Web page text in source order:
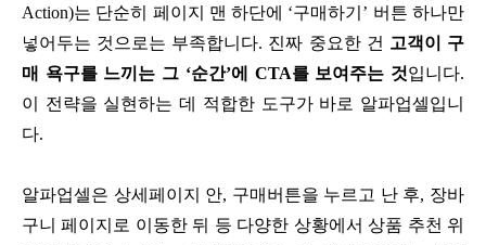
Action)는 단순히 페이지 맨 하단에 ‘구매하기’ 버튼 하나만
넣어두는 것으로는 부족합니다. 진짜 중요한 건 고객이 구
매 욕구를 느끼는 그 ‘순간’에 CTA를 보여주는 것입니다.
이 전략을 실현하는 데 적합한 도구가 바로 알파업셀입니
다.
알파업셀은 상세페이지 안, 구매버튼을 누르고 난 후, 장바
구니 페이지로 이동한 뒤 등 다양한 상황에서 상품 추천 위